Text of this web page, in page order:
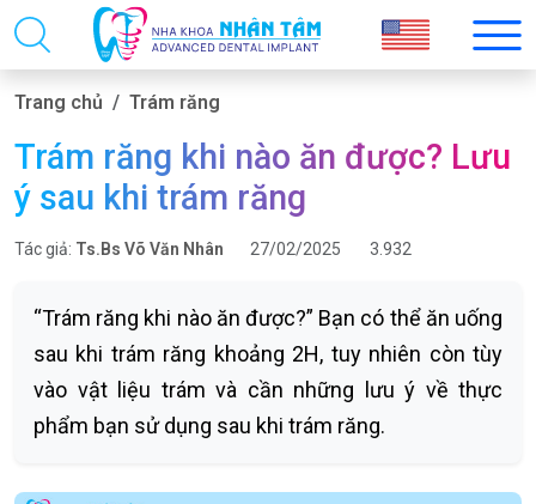
Trang chủ Trám răng
Trám răng khi nào ăn được? Lưu
ý sau khi trám răng
Tác giả: Ts.Bs Võ Văn Nhân 27/02/2025 3.932
“Trám răng khi nào ăn được?” Bạn có thể ăn uống
sau khi trám răng khoảng 2H, tuy nhiên còn tùy
vào vật liệu trám và cần những lưu ý về thực
phẩm bạn sử dụng sau khi trám răng.